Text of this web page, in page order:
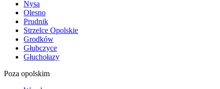
Nysa
Olesno
Prudnik
Strzelce Opolskie
Grodków
Głubczyce
Głuchołazy
Poza opolskim